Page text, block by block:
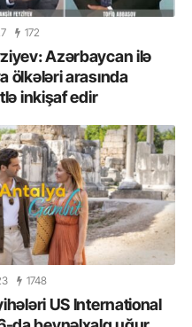
172
Azərbaycan ilə
ölkələri arasında
inkişaf edir
1748
US International